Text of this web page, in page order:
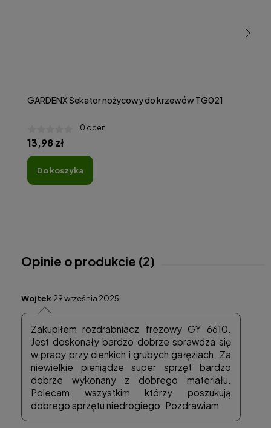
GARDENX Sekator nożycowy do krzewów TG021
0 ocen
13,98 zł
do koszyka
Opinie o produkcie (2)
Wojtek 29 września 2025
Zakupiłem rozdrabniacz frezowy GY 6610.
Jest doskonały bardzo dobrze sprawdza się
w pracy przy cienkich i grubych gałęziach. Za
niewielkie pieniądze super sprzęt bardzo
dobrze wykonany z dobrego materiału.
Polecam wszystkim którzy poszukują
dobrego sprzętu niedrogiego. Pozdrawiam